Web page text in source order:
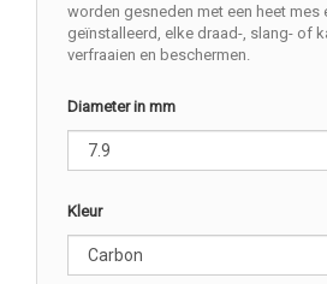
worden gesneden met een heet mes
geïnstalleerd, elke draad-, slang- of
verfraaien en beschermen.
Diameter in mm
Kleur